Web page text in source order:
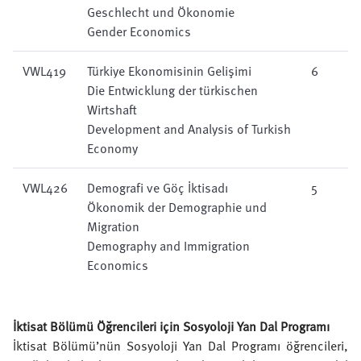
Geschlecht und Ökonomie
Gender Economics
VWL419 Türkiye Ekonomisinin Gelişimi
Die Entwicklung der türkischen
Wirtshaft
Development and Analysis of Turkish
Economy
6
VWL426
Demografi ve Göç İktisadı
Ökonomik der Demographie und
Migration
Demography and Immigration
Economics
5
İktisat Bölümü Öğrencileri için Sosyoloji Yan Dal Programı
İktisat Bölümü’nün Sosyoloji Yan Dal Programı öğrencileri,